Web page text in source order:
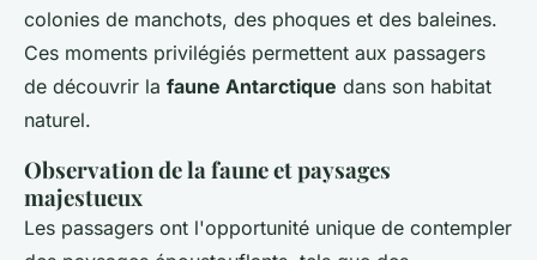
colonies de manchots, des phoques et des baleines.
Ces moments privilégiés permettent aux passagers
de découvrir la faune Antarctique dans son habitat
naturel.
Observation de la faune et paysages
majestueux
Les passagers ont l'opportunité unique de contempler